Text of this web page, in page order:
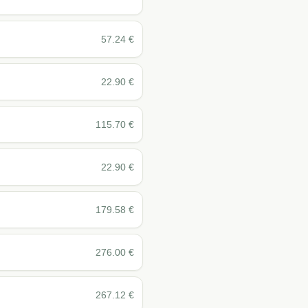
57.24 €
22.90 €
115.70 €
22.90 €
179.58 €
276.00 €
267.12 €